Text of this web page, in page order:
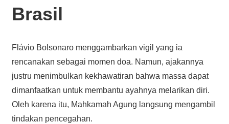
Brasil
Flávio Bolsonaro menggambarkan vigil yang ia
rencanakan sebagai momen doa. Namun, ajakannya
justru menimbulkan kekhawatiran bahwa massa dapat
dimanfaatkan untuk membantu ayahnya melarikan diri.
Oleh karena itu, Mahkamah Agung langsung mengambil
tindakan pencegahan.